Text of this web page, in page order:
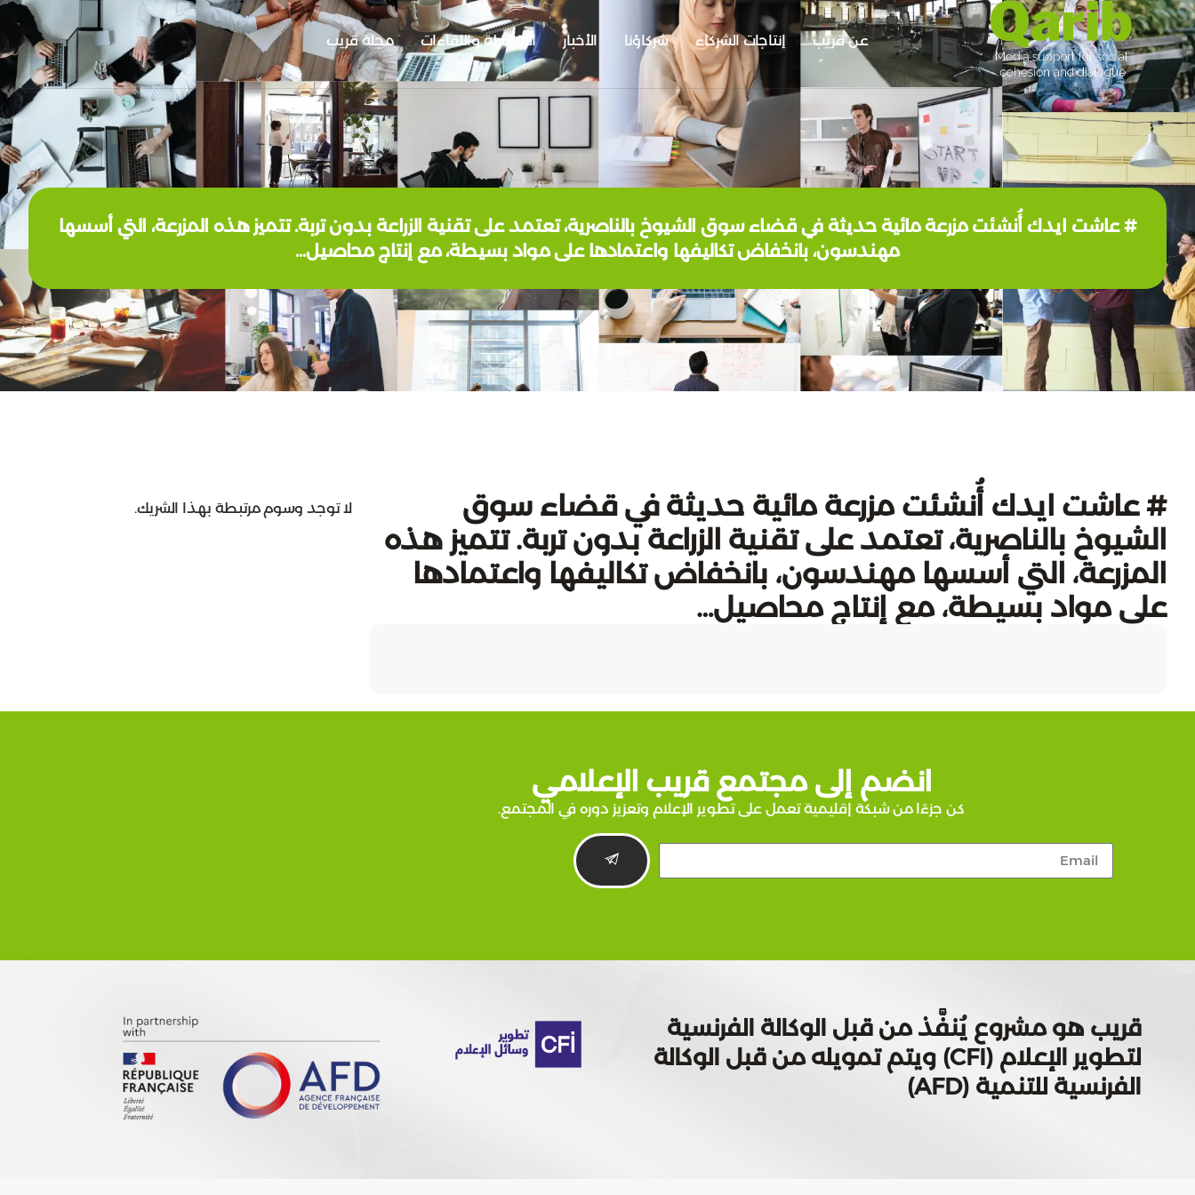
عن قريب إنتاجات الشركاء شركاؤنا الأخبار الأنشطة واللقاءات مجلة قريب
# عاشت ايدك أُنشئت مزرعة مائية حديثة في قضاء سوق الشيوخ بالناصرية، تعتمد على تقنية الزراعة بدون تربة. تتميز هذه المزرعة، التي أسسها
مهندسون، بانخفاض تكاليفها واعتمادها على مواد بسيطة، مع إنتاج محاصيل…
# عاشت ايدك أُنشئت مزرعة مائية حديثة في قضاء سوق
الشيوخ بالناصرية، تعتمد على تقنية الزراعة بدون تربة. تتميز هذه
المزرعة، التي أسسها مهندسون، بانخفاض تكاليفها واعتمادها
على مواد بسيطة، مع إنتاج محاصيل…
لا توجد وسوم مرتبطة بهذا الشريك.
انضم إلى مجتمع قريب الإعلامي
كن جزءًا من شبكة إقليمية تعمل على تطوير الإعلام وتعزيز دوره في المجتمع.
قريب هو مشروع يُنفَّذ من قبل الوكالة الفرنسية
لتطوير الإعلام (CFI) ويتم تمويله من قبل الوكالة
الفرنسية للتنمية (AFD)